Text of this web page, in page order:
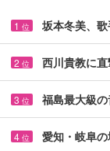
1 位 坂本冬美、
2 位 西川貴教に
3 位 福島最大級
4 位 愛知・岐阜